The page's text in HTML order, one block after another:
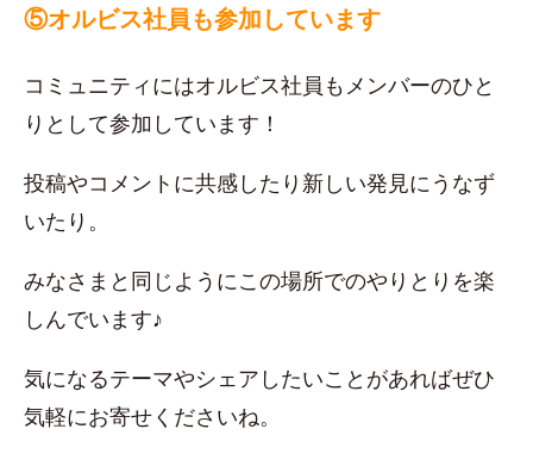
⑤オルビス社員も参加しています
コミュニティにはオルビス社員もメンバーのひと
りとして参加しています！
投稿やコメントに共感したり新しい発見にうなず
いたり。
みなさまと同じようにこの場所でのやりとりを楽
しんでいます♪
気になるテーマやシェアしたいことがあればぜひ
気軽にお寄せくださいね。